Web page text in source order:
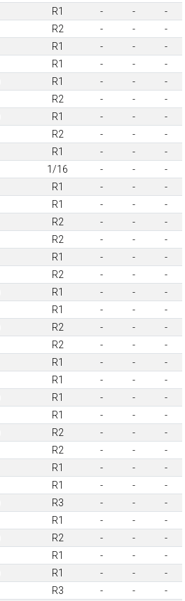
R1 - -
-
R2 - -
-
R1 - -
-
R1 - -
-
R1 - -
-
R2 - -
-
R1 - -
-
R2 - -
-
R1 - -
-
1/16 - -
-
R1 - -
-
R1 - -
-
R2 - -
-
R2 - -
-
R1 - -
-
R2 - -
-
R1 - -
-
R1 - -
-
R2 - -
-
R2 - -
-
R1 - -
-
R1 - -
-
R1 - -
-
R1 - -
-
R2 - -
-
R2 - -
-
R1 - -
-
R1 - -
-
R3 - -
-
R1 - -
-
R2 - -
-
R1 - -
-
R1 - -
-
R3 - -
-